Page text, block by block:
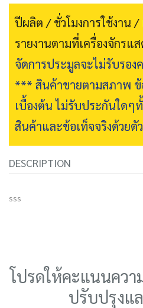
ปีผลิต / ชั่วโมงการใช้งาน /
รายงานตามที่เครื่องจักรแ
จัดการประมูลจะไม่รับรอง
*** สินค้าขายตามสภาพ
เบื้องต้น ไม่รับประกันใดๆ
สินค้าและข้อเท็จจริงด้วยตั
DESCRIPTION
sss
โปรดให้คะแนนคว
ปรับปรุงแ